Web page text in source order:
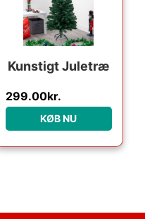
Kunstigt Juletræ
299.00kr.
KØB NU